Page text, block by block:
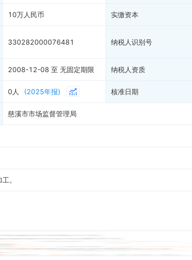
地块公示
客户
10万人民币 实缴资本
330282000076481 纳税人识别号
2008-12-08 至 无固定期限 纳税人资质
0人 (2025年报) 核准日期
慈溪市市场监督管理局
。